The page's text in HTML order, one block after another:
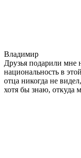
Владимир
Друзья подарили мне
национальность в
отца никогда не
хотя бы знаю, откуда